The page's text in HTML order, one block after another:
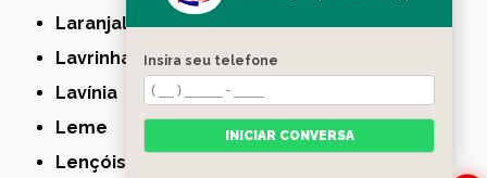
Laranjal Paulista
Lavrinhas
Lavínia
Leme
Lençóis Paulista
Insira seu telefone
INICIAR CONVERSA